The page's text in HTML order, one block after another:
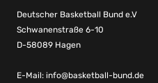
Deutscher Basketball Bund e.V
Schwanenstraße 6-10
D-58089 Hagen
E-Mail: info@basketball-bund.de